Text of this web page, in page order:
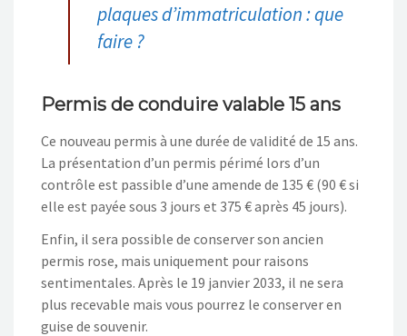
plaques d’immatriculation : que
faire ?
Permis de conduire valable 15 ans
Ce nouveau permis à une durée de validité de 15 ans.
La présentation d’un permis périmé lors d’un
contrôle est passible d’une amende de 135 € (90 € si
elle est payée sous 3 jours et 375 € après 45 jours).
Enfin, il sera possible de conserver son ancien
permis rose, mais uniquement pour raisons
sentimentales. Après le 19 janvier 2033, il ne sera
plus recevable mais vous pourrez le conserver en
guise de souvenir.